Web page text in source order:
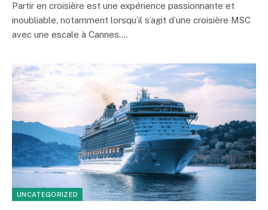
Partir en croisière est une expérience passionnante et
inoubliable, notamment lorsqu’il s’agit d’une croisière MSC
avec une escale à Cannes.…
UNCATEGORIZED